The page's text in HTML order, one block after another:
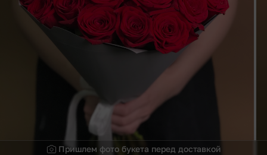
Пришлем фото букета перед доставкой